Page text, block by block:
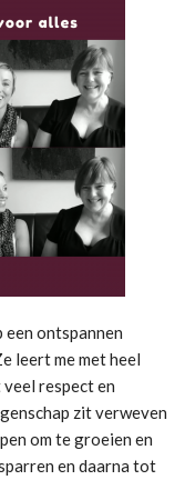
ontspannen
leert me met heel
respect en
zit verweven
om te groeien en
en daarna tot